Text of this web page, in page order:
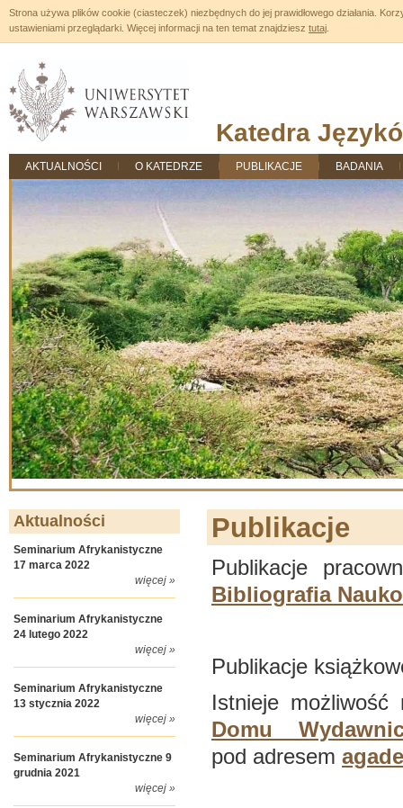
Strona używa plików cookie (ciasteczek) niezbędnych do jej prawidłowego działania.
ustawieniami przeglądarki. Więcej informacji na ten temat znajdziesz tutaj
Katedra
AKTUALNOŚCI O KATEDRZE PUBLIKACJE BADANIA
Aktualności
Seminarium Afrykanistyczne
17 marca 2022
więcej »
Seminarium Afrykanistyczne
24 lutego 2022
więcej »
Seminarium Afrykanistyczne
13 stycznia 2022
więcej »
Seminarium Afrykanistyczne 9
grudnia 2021
więcej »
Publikacje
Publikacje
Bibliografia
Publikacje
Istnieje możliwość
Domu
pod adresem